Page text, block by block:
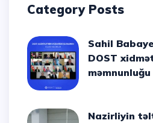
Category Posts
Sahil Babayev: Vətəndaşların
DOST
Nazirliyin təltif edilmiş